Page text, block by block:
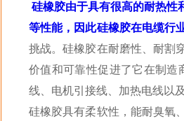
硅橡胶由于具有很高的耐热性
等性能，因此硅橡胶在电缆行
挑战。硅橡胶在耐磨性、耐割
价值和可靠性促进了它在制造
线、电机引接线、加热电线以
硅橡胶具有柔软性，能耐臭氧